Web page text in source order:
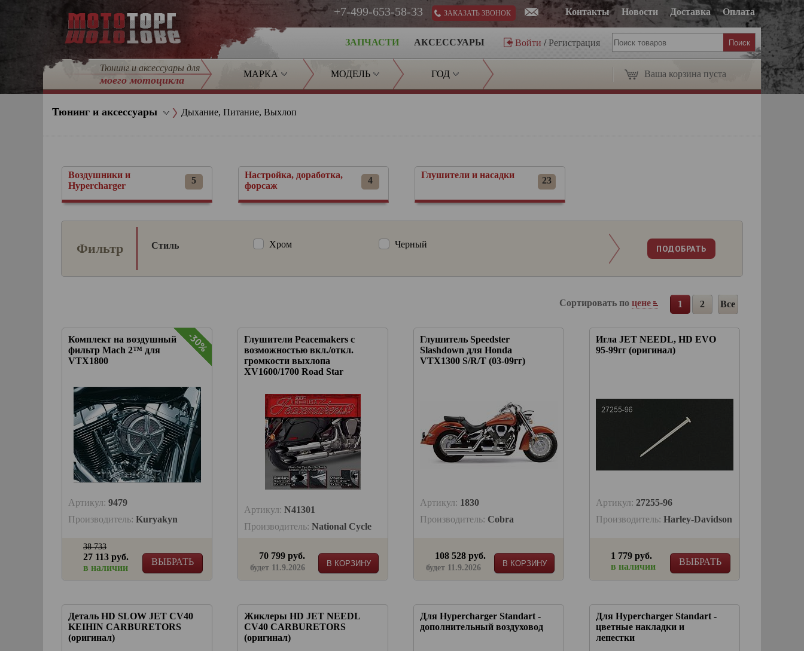
Оплата
Доставка
Новости
Контакты
ЗАКАЗАТЬ ЗВОНОК
+7-499-653-58-33
Войти /Регистрация
АКСЕССУАРЫ
ЗАПЧАСТИ
Тюнинг и аксессуары для
моего мотоцикла
МАРКА МОДЕЛЬ ГОД Ваша корзина пуста
Тюнинг и аксессуары Дыхание, Питание, Выхлоп
Воздушники и
Hypercharger
5
Настройка, доработка,
форсаж
4
Глушители и насадки
23
Фильтр Стиль Хром Черный
1 2 Все
Сортировать по цене
Комплект на воздушный
фильтр Mach 2™ для
VTX1800
-30%
-30%
Артикул: 9479
Производитель: Kuryakyn
ВЫБРАТЬ
38 733
27 113 руб.
в наличии
Глушители Peacemakers с
возможностью вкл./откл.
громкости выхлопа
XV1600/1700 Road Star
Артикул: N41301
Производитель: National Cycle
В КОРЗИНУ
70 799 руб.
будет 11.9.2026
Глушитель Speedster
Slashdown для Honda
VTX1300 S/R/T (03-09гг)
Артикул: 1830
Производитель: Cobra
В КОРЗИНУ
108 528 руб.
будет 11.9.2026
Игла JET NEEDL, HD EVO
95-99гг (оригинал)
Артикул: 27255-96
Производитель: Harley-Davidson
ВЫБРАТЬ
1 779 руб.
в наличии
Деталь HD SLOW JET CV40
KEIHIN CARBURETORS
(оригинал)
Жиклеры HD JET NEEDL
CV40 CARBURETORS
(оригинал)
Для Hypercharger Standart -
дополнительный воздуховод
Для Hypercharger Standart -
цветные накладки и
лепестки